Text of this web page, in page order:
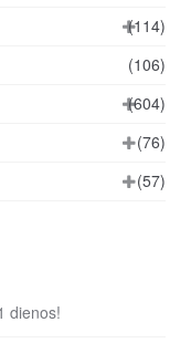
(114)
(106)
(604)
(76)
(57)
dienos!